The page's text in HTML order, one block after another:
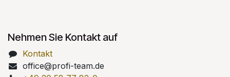
Nehmen Sie Kontakt auf
Kontakt
office@profi-team.de